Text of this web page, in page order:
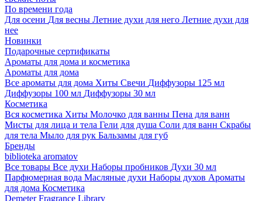
По времени года
Для осени Для весны Летние духи для него Летние духи для
нее
Новинки
Подарочные сертификаты
Ароматы для дома и косметика
Ароматы для дома
Все ароматы для дома Хиты Свечи Диффузоры 125 мл
Диффузоры 100 мл Диффузоры 30 мл
Косметика
Вся косметика Хиты Молочко для ванны Пена для ванн
Мисты для лица и тела Гели для душа Соли для ванн Скрабы
для тела Мыло для рук Бальзамы для губ
Бренды
biblioteka aromatov
Все товары Все духи Наборы пробников Духи 30 мл
Парфюмерная вода Масляные духи Наборы духов Ароматы
для дома Косметика
Demeter Fragrance Library